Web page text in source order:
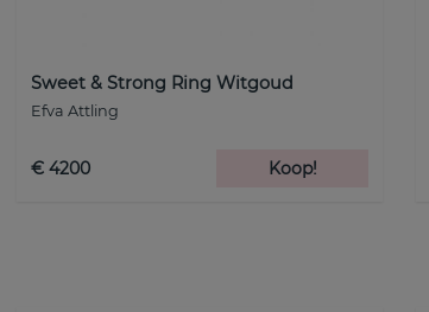
Sweet & Strong Ring Witgoud
Efva Attling
€ 4200 Koop!